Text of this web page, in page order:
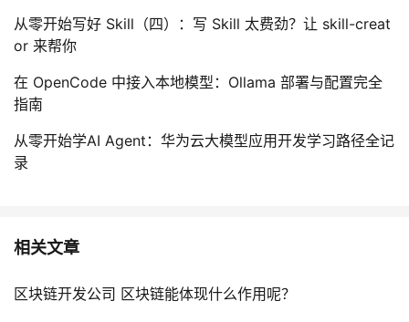
从零开始写好 Skill（四）：写 Skill 太费劲？让 skill-creat
or 来帮你
在 OpenCode 中接入本地模型：Ollama 部署与配置完全
指南
从零开始学AI Agent：华为云大模型应用开发学习路径全记
录
相关文章
区块链开发公司 区块链能体现什么作用呢？